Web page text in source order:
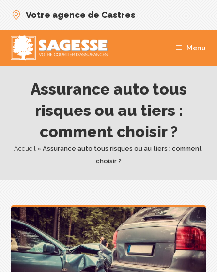
Votre agence de Castres
Menu
Assurance auto tous
risques ou au tiers :
comment choisir ?
Accueil » Assurance auto tous risques ou au tiers : comment
choisir ?